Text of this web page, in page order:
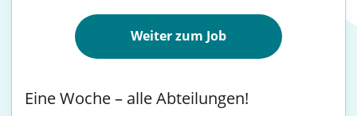
Weiter zum Job
Eine Woche – alle Abteilungen!